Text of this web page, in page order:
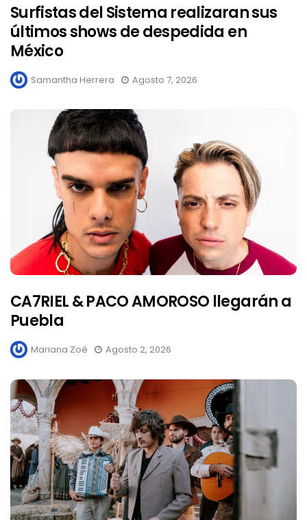
Surfistas del Sistema realizaran sus
últimos shows de despedida en
México
Samantha Herrera Agosto 7, 2026
CA7RIEL & PACO AMOROSO llegarán a
Puebla
Mariana Zoé Agosto 2, 2026